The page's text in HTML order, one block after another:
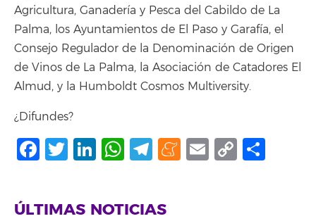
Agricultura, Ganadería y Pesca del Cabildo de La
Palma, los Ayuntamientos de El Paso y Garafía, el
Consejo Regulador de la Denominación de Origen
de Vinos de La Palma, la Asociación de Catadores El
Almud, y la Humboldt Cosmos Multiversity.
¿Difundes?
Facebook
Twitter
LinkedIn
WhatsApp
Telegram
Meneame
Email
Copy
ÚLTIMAS NOTICIAS